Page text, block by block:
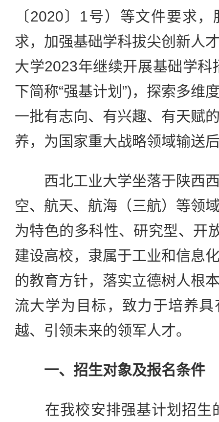
〔2020〕1号）等文件要求
求，加强基础学科拔尖创新人
大学2023年继续开展基础学科
下简称“强基计划”)，探索多维
一批有志向、有兴趣、有天赋
养，为国家重大战略领域输送
西北工业大学坐落于陕西西
空、航天、航海（三航）等领
为特色的多科性、研究型、开
建设高校，隶属于工业和信息
的教育方针，落实立德树人根
流大学为目标，致力于培养
越、引领未来的领军人才。
一、招生对象及报名条件
在我校安排强基计划招生